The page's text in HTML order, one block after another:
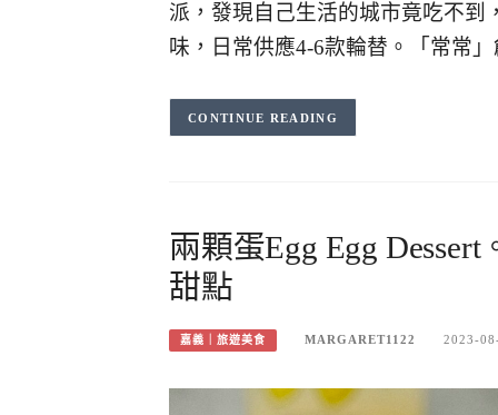
派，發現自己生活的城市竟吃不到
味，日常供應4-6款輪替。「常常
CONTINUE READING
兩顆蛋Egg Egg
甜點
嘉義｜旅遊美食 MARGARET1122 2023-